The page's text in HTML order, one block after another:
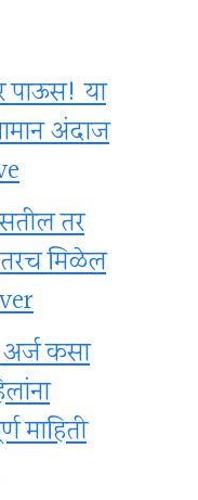
पाऊस! या
अंदाज
तर
मिळेल
अर्ज कसा
माहिती